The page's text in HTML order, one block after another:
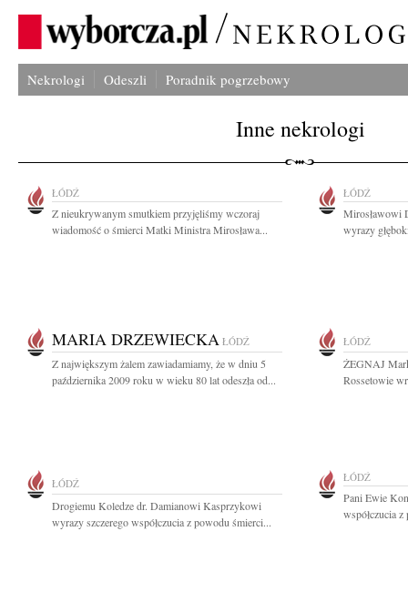
Nekrologi Odeszli Poradnik pogrzebowy
Inne nekrologi
ŁÓDŹ
Z nieukrywanym smutkiem przyjęliśmy wczoraj
wiadomość o śmierci Matki Ministra Mirosława...
ŁÓDŹ
Mirosławowi
wyrazy
MARIA DRZEWIECKA ŁÓDŹ
Z największym żalem zawiadamiamy, że w dniu 5
października 2009 roku w wieku 80 lat odeszła od...
ŁÓDŹ
ŻEGNAJ
Rossetowie
ŁÓDŹ
Drogiemu Koledze dr. Damianowi Kasprzykowi
wyrazy szczerego współczucia z powodu śmierci...
ŁÓDŹ
Pani Ewie
współczucia